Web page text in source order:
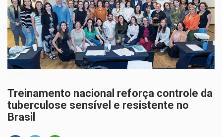
Treinamento nacional reforça controle da
tuberculose sensível e resistente no
Brasil